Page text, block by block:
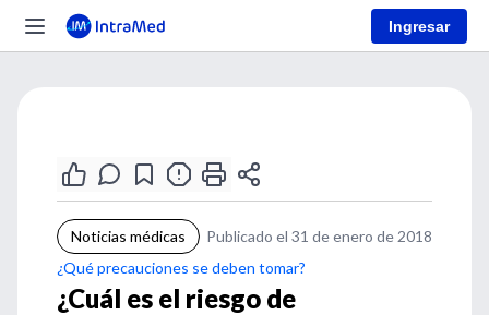
Ingresar
Noticias médicas
Publicado el 31 de enero de 2018
¿Qué precauciones se deben tomar?
¿Cuál es el riesgo de